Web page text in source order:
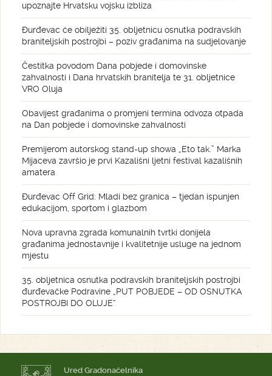
upoznajte Hrvatsku vojsku izbliza
Đurđevac će obilježiti 35. obljetnicu osnutka podravskih
braniteljskih postrojbi – poziv građanima na sudjelovanje
Čestitka povodom Dana pobjede i domovinske
zahvalnosti i Dana hrvatskih branitelja te 31. obljetnice
VRO Oluja
Obavijest građanima o promjeni termina odvoza otpada
na Dan pobjede i domovinske zahvalnosti
Premijerom autorskog stand-up showa „Eto tak.” Marka
Mijaceva završio je prvi Kazališni ljetni festival kazališnih
amatera
Đurđevac Off Grid: Mladi bez granica – tjedan ispunjen
edukacijom, sportom i glazbom
Nova upravna zgrada komunalnih tvrtki donijela
građanima jednostavnije i kvalitetnije usluge na jednom
mjestu
35. obljetnica osnutka podravskih braniteljskih postrojbi
đurđevačke Podravine „PUT POBJEDE – OD OSNUTKA
POSTROJBI DO OLUJE“
Ured Gradonačelnika